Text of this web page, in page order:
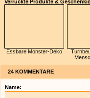
Verrückte Produkte &
Essbare Monster-Deko
24 KOMMENTARE
Name: